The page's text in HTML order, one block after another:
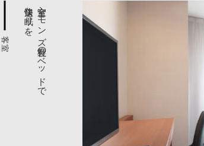
客室 全室シモンズ社製のベッドで
快適な眠りを。